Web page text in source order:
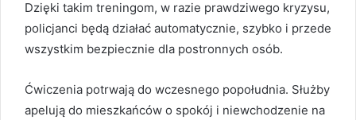
Dzięki takim treningom, w razie prawdziwego kryzysu,
policjanci będą działać automatycznie, szybko i przede
wszystkim bezpiecznie dla postronnych osób.
Ćwiczenia potrwają do wczesnego popołudnia. Służby
apelują do mieszkańców o spokój i niewchodzenie na